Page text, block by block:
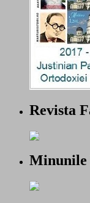
Revista
Minunile